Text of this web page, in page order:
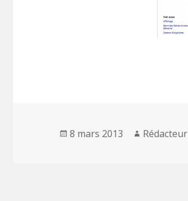
Publié
8 mars 2013 Auteur
Rédacteur